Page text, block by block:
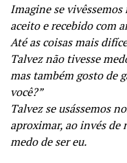
Imagine se
aceito e recebido com
Até as coisas mais
Talvez não tivesse
mas também gosto de
você?”
Talvez se usássemos
aproximar, ao invés de
medo de ser eu.